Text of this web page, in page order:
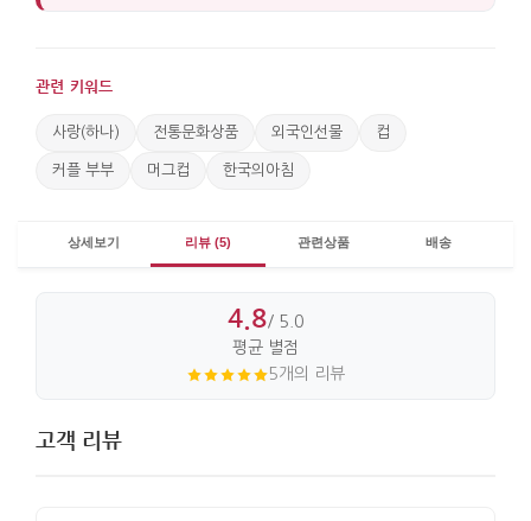
관련 키워드
사랑(하나) 전통문화상품 외국인선물 컵
커플 부부 머그컵 한국의아침
상세보기 리뷰 (5) 관련상품 배송
4.8/ 5.0
평균 별점
5개의 리뷰
고객 리뷰